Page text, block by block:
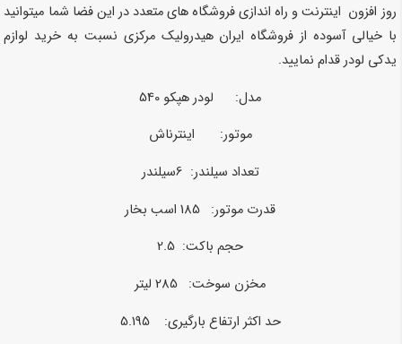
روز افزون اینترنت و راه اندازی فروشگاه های متعدد در این فضا شما میتوانید
با خیالی آسوده از فروشگاه ایران هیدرولیک مرکزی نسبت به خرید لوازم
یدکی لودر قدام نمایید.
مدل: لودر هپکو 540
موتور: اینترناش
تعداد سیلندر: 6سیلندر
قدرت موتور: 185 اسب بخار
حجم باکت: 2.5
مخزن سوخت: 285 لیتر
حد اکثر ارتفاع بارگیری: 5.195